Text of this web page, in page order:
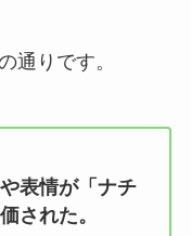
通りです。
表情が「ナチ
された。